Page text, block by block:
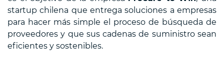
startup chilena que entrega soluciones a empresas
para hacer más simple el proceso de búsqueda de
proveedores y que sus cadenas de suministro sean
eficientes y sostenibles.